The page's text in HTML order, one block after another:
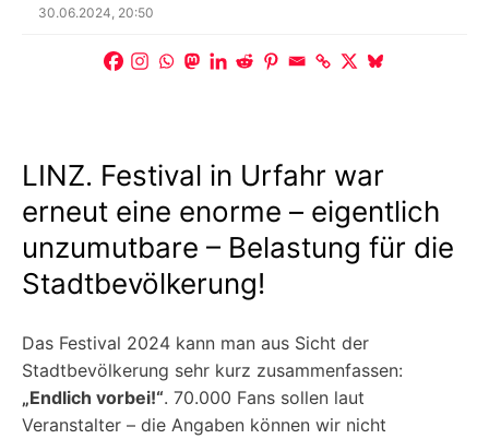
Posted
30.06.2024, 20:50
LINZ. Festival in Urfahr war
erneut eine enorme – eigentlich
unzumutbare – Belastung für die
Stadtbevölkerung!
Das Festival 2024 kann man aus Sicht der
Stadtbevölkerung sehr kurz zusammenfassen:
„Endlich vorbei!“. 70.000 Fans sollen laut
Veranstalter – die Angaben können wir nicht